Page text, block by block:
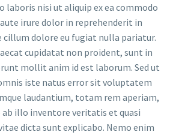
laboris nisi ut aliquip ex ea commodo
irure dolor in reprehenderit in
dolore eu fugiat nulla pariatur.
cupidatat non proident, sunt in
mollit anim id est laborum. Sed ut
iste natus error sit voluptatem
laudantium, totam rem aperiam,
ab illo inventore veritatis et quasi
dicta sunt explicabo. Nemo enim